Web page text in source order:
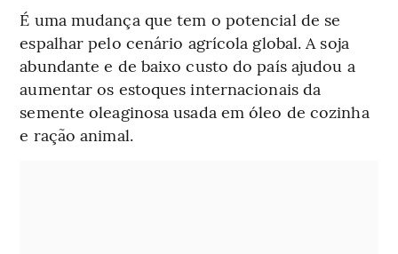
É uma mudança que tem o potencial de se
espalhar pelo cenário agrícola global. A soja
abundante e de baixo custo do país ajudou a
aumentar os estoques internacionais da
semente oleaginosa usada em óleo de cozinha
e ração animal.